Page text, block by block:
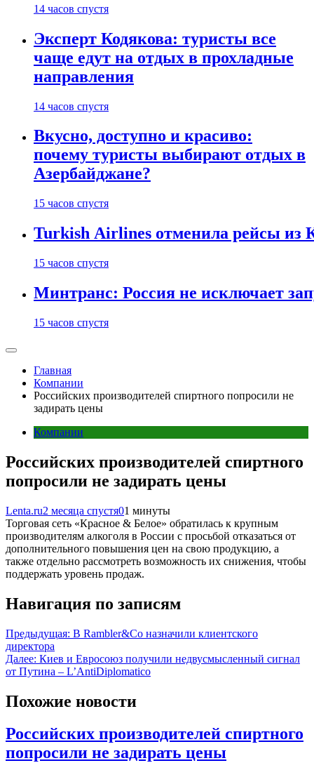
14 часов спустя
Эксперт Кодякова: туристы все
чаще едут на отдых в прохладные
направления
14 часов спустя
Вкусно, доступно и красиво:
почему туристы выбирают отдых в
Азербайджане?
15 часов спустя
Turkish Airlines отменила рейсы из
15 часов спустя
Минтранс: Россия не исключает
15 часов спустя
Главная
Компании
Российских производителей спиртного попросили не
задирать цены
Компании
Российских производителей спиртного
попросили не задирать цены
Lenta.ru2 месяца спустя01 минуты
Торговая сеть «Красное & Белое» обратилась к крупным
производителям алкоголя в России с просьбой отказаться от
дополнительного повышения цен на свою продукцию, а
также отдельно рассмотреть возможность их снижения, чтобы
поддержать уровень продаж.
Навигация по записям
Предыдущая: В Rambler&Co назначили клиентского
директора
Далее: Киев и Евросоюз получили недвусмысленный сигнал
от Путина – L’AntiDiplomatico
Похожие новости
Российских производителей спиртного
попросили не задирать цены